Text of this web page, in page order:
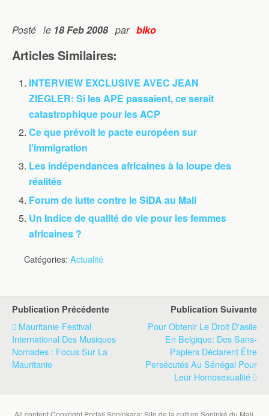
Posté le 18 Feb 2008par biko
Articles Similaires:
INTERVIEW EXCLUSIVE AVEC JEAN
ZIEGLER: Si les APE passaient, ce serait
catastrophique pour les ACP
Ce que prévoit le pacte européen sur
l’immigration
Les indépendances africaines à la loupe des
réalités
Forum de lutte contre le SIDA au Mali
Un Indice de qualité de vie pour les femmes
africaines ?
Catégories: Actualité
Publication Précédente
Mauritanie-Festival
International Des Musiques
Nomades : Focus Sur La
Mauritanie
Publication Suivante
Pour Obtenir Le Droit D'asile
En Belgique: Des Sans-
Papiers Déclarent Être
Persécutés Au Sénégal Pour
Leur Homosexualité
All content Copyright Portail Soninkara: Site de la culture Soninké du Mali,